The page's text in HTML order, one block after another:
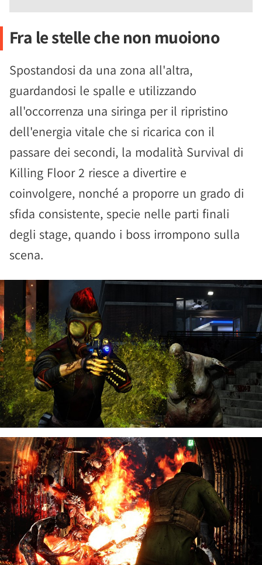
Fra le stelle che non muoiono
Spostandosi da una zona all'altra,
guardandosi le spalle e utilizzando
all'occorrenza una siringa per il ripristino
dell'energia vitale che si ricarica con il
passare dei secondi, la modalità Survival di
Killing Floor 2 riesce a divertire e
coinvolgere, nonché a proporre un grado di
sfida consistente, specie nelle parti finali
degli stage, quando i boss irrompono sulla
scena.